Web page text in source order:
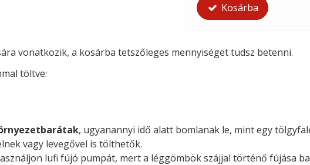
Kosárba
vonatkozik, a kosárba tetszőleges mennyiséget tudsz betenni.
töltve:
, ugyanannyi idő alatt bomlanak le, mint egy
vagy levegővel is tölthetők.
lufi fújó pumpát, mert a léggömbök szájjal történő fújása